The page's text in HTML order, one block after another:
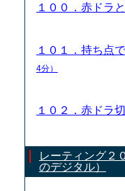
１００．赤ドラ
１０１．持ち点
4分）
１０２．赤ドラ
レーティング２
のデジタル）